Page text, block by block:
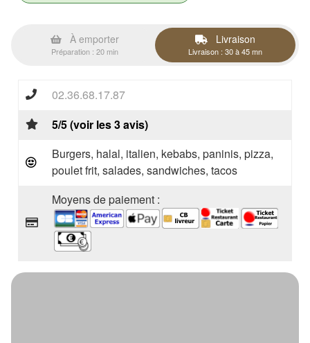
À emporter
Préparation : 20 min
Livraison
Livraison : 30 à 45 mn
02.36.68.17.87
5/5 (voir les 3 avis)
Burgers, halal, italien, kebabs, paninis, pizza,
poulet frit, salades, sandwiches, tacos
Moyens de paiement :